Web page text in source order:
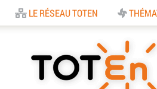
LE RÉSEAU TOTEN